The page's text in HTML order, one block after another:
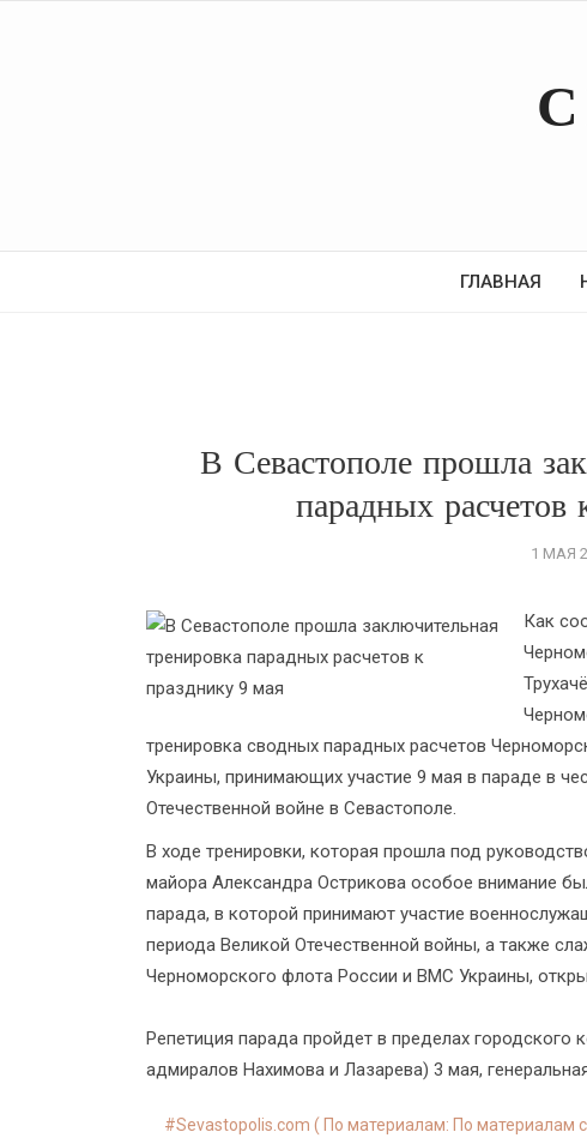
ГЛАВНАЯ
В Севастополе прошла
парадных
1 МАЯ
Как
тренировка сводных парадных расчетов
Украины, принимающих участие 9 мая в параде в
Отечественной войне в Севастополе.
В ходе тренировки, которая прошла под
майора Александра Острикова особое внимание
парада, в которой принимают участие
периода Великой Отечественной войны, а также
Черноморского флота России и ВМС Украины,
Репетиция парада пройдет в пределах
адмиралов Нахимова и Лазарева) 3 мая,
Sevastopolis.com ( По материалам: По материалам